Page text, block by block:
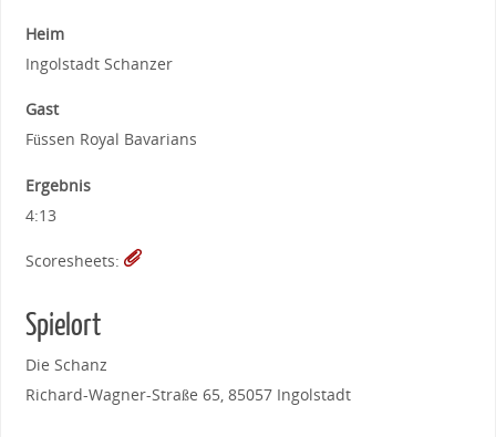
Heim
Ingolstadt Schanzer
Gast
Füssen Royal Bavarians
Ergebnis
4:13
Scoresheets:
Spielort
Die Schanz
Richard-Wagner-Straße 65, 85057 Ingolstadt